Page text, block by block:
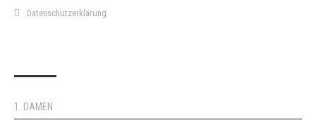
Datenschutzerklärung
1. DAMEN